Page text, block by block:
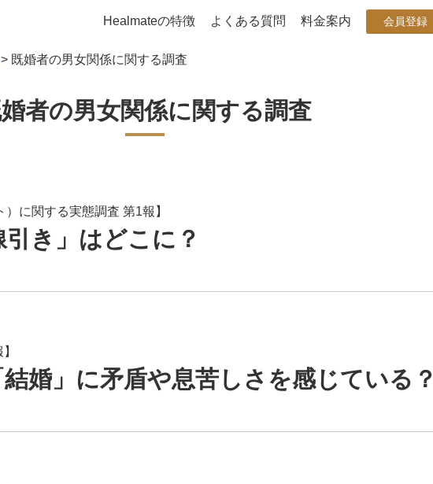
Healmateの特徴 よくある質問 料金案内 会員登録
> 既婚者の男女関係に関する調査
婚者の男女関係に関する調査
に関する実態調査 第1報】
き」はどこに？
婚」に矛盾や息苦しさを感じている？